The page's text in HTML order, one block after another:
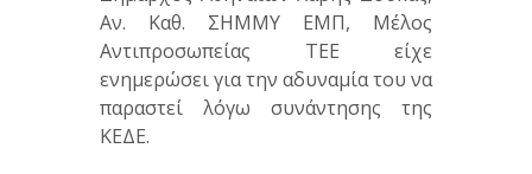
Αν. Καθ. ΣΗΜΜΥ ΕΜΠ, Μέλος
Αντιπροσωπείας ΤΕΕ είχε
ενημερώσει για την αδυναμία του να
παραστεί λόγω συνάντησης της
ΚΕΔΕ.